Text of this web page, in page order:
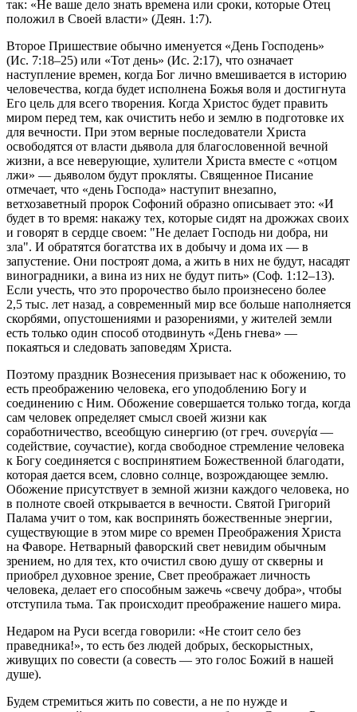
так: «Не ваше дело знать времена или сроки, которые Отец
положил в Своей власти» (Деян. 1:7).
Второе Пришествие обычно именуется «День Господень»
(Ис. 7:18–25) или «Тот день» (Ис. 2:17), что означает
наступление времен, когда Бог лично вмешивается в историю
человечества, когда будет исполнена Божья воля и достигнута
Его цель для всего творения. Когда Христос будет править
миром перед тем, как очистить небо и землю в подготовке их
для вечности. При этом верные последователи Христа
освободятся от власти дьявола для благословенной вечной
жизни, а все неверующие, хулители Христа вместе с «отцом
лжи» — дьяволом будут прокляты. Священное Писание
отмечает, что «день Господа» наступит внезапно,
ветхозаветный пророк Софоний образно описывает это: «И
будет в то время: накажу тех, которые сидят на дрожжах своих
и говорят в сердце своем: "Не делает Господь ни добра, ни
зла". И обратятся богатства их в добычу и дома их — в
запустение. Они построят дома, а жить в них не будут, насадят
виноградники, а вина из них не будут пить» (Соф. 1:12–13).
Если учесть, что это пророчество было произнесено более
2,5 тыс. лет назад, а современный мир все больше наполняется
скорбями, опустошениями и разорениями, у жителей земли
есть только один способ отодвинуть «День гнева» —
покаяться и следовать заповедям Христа.
Поэтому праздник Вознесения призывает нас к обожению, то
есть преображению человека, его уподоблению Богу и
соединению с Ним. Обожение совершается только тогда, когда
сам человек определяет смысл своей жизни как
соработничество, всеобщую синергию (от греч. συνεργία —
содействие, соучастие), когда свободное стремление человека
к Богу соединяется с воспринятием Божественной благодати,
которая дается всем, словно солнце, возрождающее землю.
Обожение присутствует в земной жизни каждого человека, но
в полноте своей открывается в вечности. Святой Григорий
Палама учит о том, как воспринять божественные энергии,
существующие в этом мире со времен Преображения Христа
на Фаворе. Нетварный фаворский свет невидим обычным
зрением, но для тех, кто очистил свою душу от скверны и
приобрел духовное зрение, Свет преображает личность
человека, делает его способным зажечь «свечу добра», чтобы
отступила тьма. Так происходит преображение нашего мира.
Недаром на Руси всегда говорили: «Не стоит село без
праведника!», то есть без людей добрых, бескорыстных,
живущих по совести (а совесть — это голос Божий в нашей
душе).
Будем стремиться жить по совести, а не по нужде и